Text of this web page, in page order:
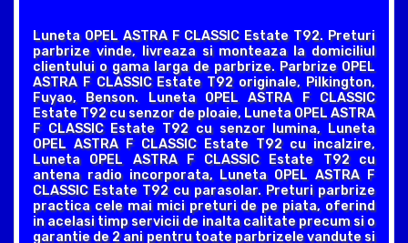
Luneta OPEL ASTRA F CLASSIC Estate T92. Preturi
parbrize vinde, livreaza si monteaza la domiciliul
clientului o gama larga de parbrize. Parbrize OPEL
ASTRA F CLASSIC Estate T92 originale, Pilkington,
Fuyao, Benson. Luneta OPEL ASTRA F CLASSIC
Estate T92 cu senzor de ploaie, Luneta OPEL ASTRA
F CLASSIC Estate T92 cu senzor lumina, Luneta
OPEL ASTRA F CLASSIC Estate T92 cu incalzire,
Luneta OPEL ASTRA F CLASSIC Estate T92 cu
antena radio incorporata, Luneta OPEL ASTRA F
CLASSIC Estate T92 cu parasolar. Preturi parbrize
practica cele mai mici preturi de pe piata, oferind
in acelasi timp servicii de inalta calitate precum si o
garantie de 2 ani pentru toate parbrizele vandute si